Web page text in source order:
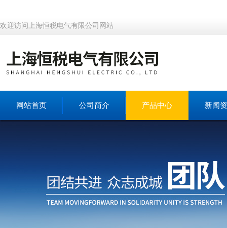
欢迎访问上海恒税电气有限公司网站
网站首页 公司简介 产品中心 新闻